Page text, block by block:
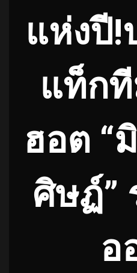
แห่งปี!
แท็ก
ฮอต “
ศิษฏ์”
อ